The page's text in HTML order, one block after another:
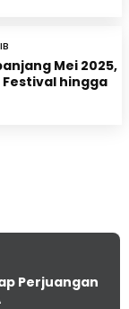
Mei 2025,
hingga
Perjuangan